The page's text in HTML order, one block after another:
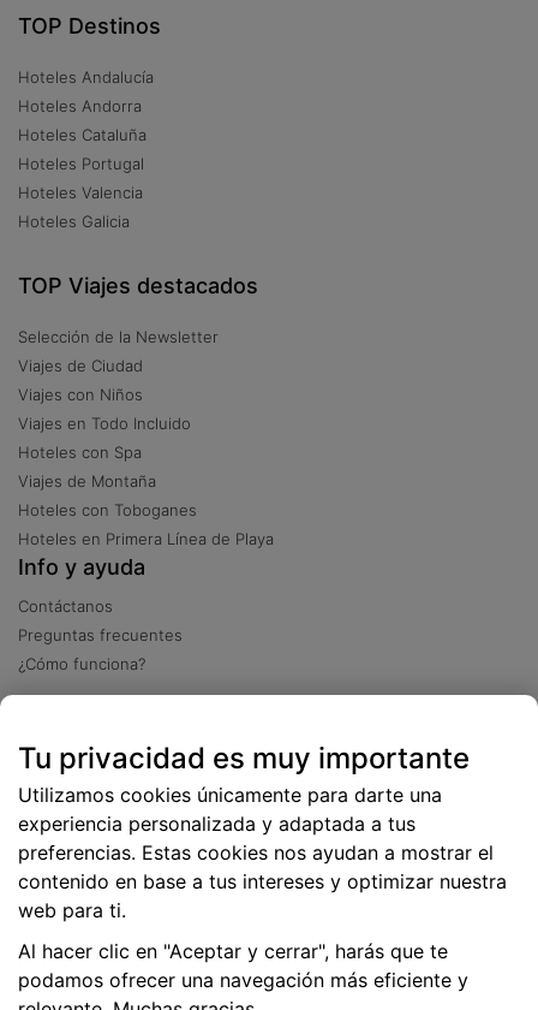
TOP Destinos
Hoteles Andalucía
Hoteles Andorra
Hoteles Cataluña
Hoteles Portugal
Hoteles Valencia
Hoteles Galicia
TOP Viajes destacados
Selección de la Newsletter
Viajes de Ciudad
Viajes con Niños
Viajes en Todo Incluido
Hoteles con Spa
Viajes de Montaña
Hoteles con Toboganes
Hoteles en Primera Línea de Playa
Info y ayuda
Contáctanos
Preguntas frecuentes
¿Cómo funciona?
Más de 2 millones de descargas
Tu privacidad es muy importante
Utilizamos cookies únicamente para darte una
experiencia personalizada y adaptada a tus
preferencias. Estas cookies nos ayudan a mostrar el
contenido en base a tus intereses y optimizar nuestra
web para ti.
Al hacer clic en "Aceptar y cerrar", harás que te
podamos ofrecer una navegación más eficiente y